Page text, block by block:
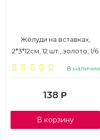
Жёлуди на вставках,
2*3*12см, 12 шт., золото, 1/6
В наличии
138 Р
В корзину